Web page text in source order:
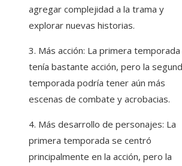
agregar complejidad a la trama y
explorar nuevas historias.
3. Más acción: La primera temporada
tenía bastante acción, pero la
temporada podría tener aún más
escenas de combate y acrobacias.
4. Más desarrollo de personajes: La
primera temporada se centró
principalmente en la acción, pero la